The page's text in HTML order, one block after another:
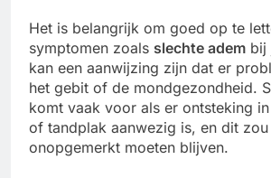
Het is belangrijk om goed op te
symptomen zoals slechte adem bij
kan een aanwijzing zijn dat er
het gebit of de mondgezondheid.
komt vaak voor als er ontsteking
of tandplak aanwezig is, en dit
onopgemerkt moeten blijven.